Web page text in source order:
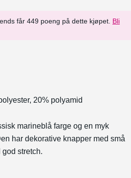
får 449 poeng på dette kjøpet. Bli
20% polyamid
marineblå farge og en myk
har dekorative knapper med små
god stretch.